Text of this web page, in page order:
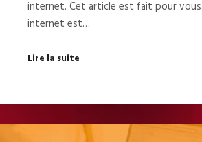
internet. Cet article est fait pour
internet est…
Lire la suite